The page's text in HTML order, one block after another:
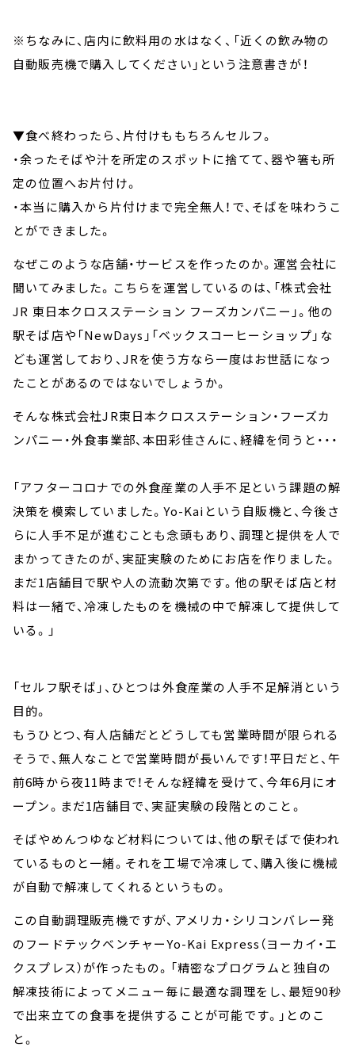
※ちなみに、店内に飲料用の水はなく、「近くの飲み物の
自動販売機で購入してください」という注意書きが！
▼食べ終わったら、片付けももちろんセルフ。
・余ったそばや汁を所定のスポットに捨てて、器や箸も所
定の位置へお片付け。
・本当に購入から片付けまで完全無人！で、そばを味わうこ
とができました。
なぜこのような店舗・サービスを作ったのか。運営会社に
聞いてみました。こちらを運営しているのは、「株式会社
JR 東日本クロスステーション フーズカンパニー」。他の
駅そば店や「NewDays」「ベックスコーヒーショップ」な
ども運営しており、JRを使う方なら一度はお世話になっ
たことがあるのではないでしょうか。
そんな株式会社JR東日本クロスステーション・フーズカ
ンパニー・外食事業部、本田彩佳さんに、経緯を伺うと・・・
「アフターコロナでの外食産業の人手不足という課題の解
決策を模索していました。Yo-Kaiという自販機と、今後さ
らに人手不足が進むことも念頭もあり、調理と提供を人で
まかってきたのが、実証実験のためにお店を作りました。
まだ1店舗目で駅や人の流動次第です。他の駅そば店と材
料は一緒で、冷凍したものを機械の中で解凍して提供して
いる。」
「セルフ駅そば」、ひとつは外食産業の人手不足解消という
目的。
もうひとつ、有人店舗だとどうしても営業時間が限られる
そうで、無人なことで営業時間が長いんです！平日だと、午
前6時から夜11時まで！そんな経緯を受けて、今年6月にオ
ープン。まだ1店舗目で、実証実験の段階とのこと。
そばやめんつゆなど材料については、他の駅そばで使われ
ているものと一緒。それを工場で冷凍して、購入後に機械
が自動で解凍してくれるというもの。
この自動調理販売機ですが、アメリカ・シリコンバレー発
のフードテックベンチャーYo-Kai Express（ヨーカイ・エ
クスプレス）が作ったもの。「精密なプログラムと独自の
解凍技術によってメニュー毎に最適な調理をし、最短90秒
で出来立ての食事を提供することが可能です。」とのこ
と。